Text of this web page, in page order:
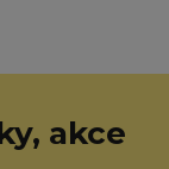
akce